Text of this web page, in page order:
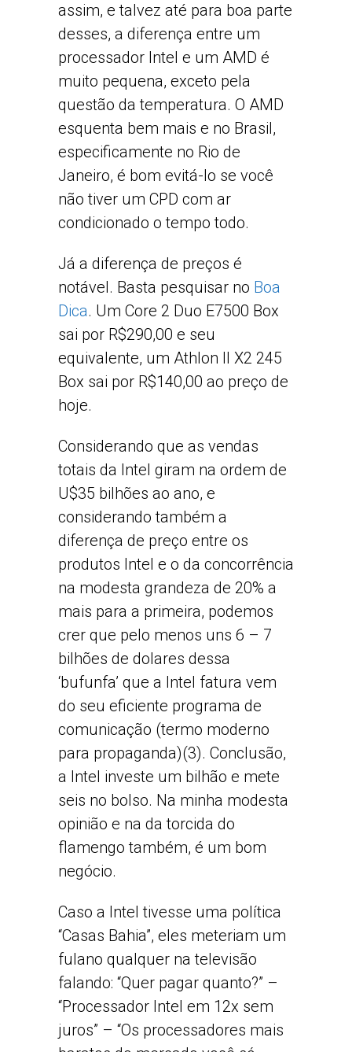
assim, e talvez até para boa parte
desses, a diferença entre um
processador Intel e um AMD é
muito pequena, exceto pela
questão da temperatura. O AMD
esquenta bem mais e no Brasil,
especificamente no Rio de
Janeiro, é bom evitá-lo se você
não tiver um CPD com ar
condicionado o tempo todo.
Já a diferença de preços é
notável. Basta pesquisar no Boa
Dica. Um Core 2 Duo E7500 Box
sai por R$290,00 e seu
equivalente, um Athlon II X2 245
Box sai por R$140,00 ao preço de
hoje.
Considerando que as vendas
totais da Intel giram na ordem de
U$35 bilhões ao ano, e
considerando também a
diferença de preço entre os
produtos Intel e o da concorrência
na modesta grandeza de 20% a
mais para a primeira, podemos
crer que pelo menos uns 6 – 7
bilhões de dolares dessa
‘bufunfa’ que a Intel fatura vem
do seu eficiente programa de
comunicação (termo moderno
para propaganda)(3). Conclusão,
a Intel investe um bilhão e mete
seis no bolso. Na minha modesta
opinião e na da torcida do
flamengo também, é um bom
negócio.
Caso a Intel tivesse uma política
“Casas Bahia”, eles meteriam um
fulano qualquer na televisão
falando: “Quer pagar quanto?” –
“Processador Intel em 12x sem
juros” – “Os processadores mais